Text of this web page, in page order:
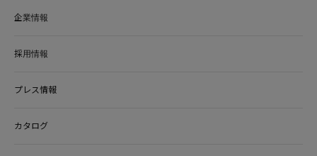
企業情報
採用情報
プレス情報
カタログ